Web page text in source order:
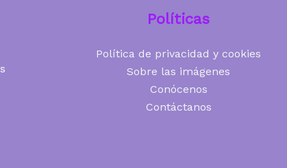
Políticas
Política de privacidad y cookies
Sobre las imágenes
Conócenos
Contáctanos